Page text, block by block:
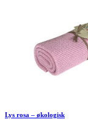
Lys rosa – økologisk